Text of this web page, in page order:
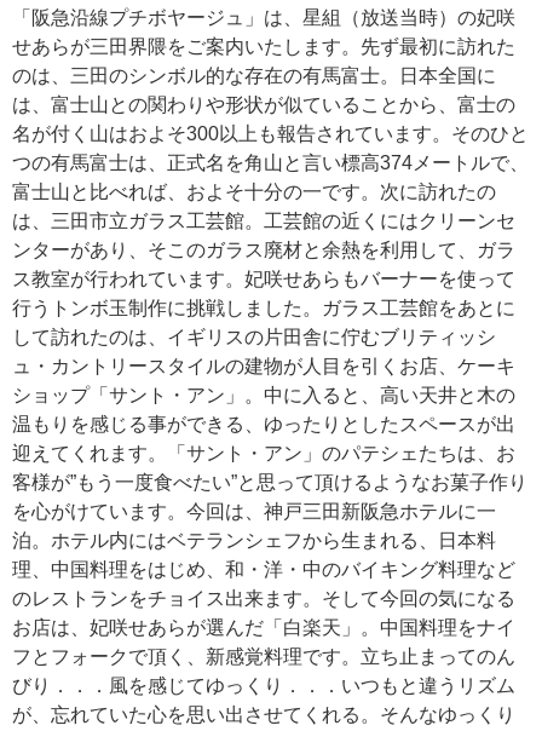
「阪急沿線プチボヤージュ」は、星組（放送当時）の妃咲
せあらが三田界隈をご案内いたします。先ず最初に訪れた
のは、三田のシンボル的な存在の有馬富士。日本全国に
は、富士山との関わりや形状が似ていることから、富士の
名が付く山はおよそ300以上も報告されています。そのひと
つの有馬富士は、正式名を角山と言い標高374メートルで、
富士山と比べれば、およそ十分の一です。次に訪れたの
は、三田市立ガラス工芸館。工芸館の近くにはクリーンセ
ンターがあり、そこのガラス廃材と余熱を利用して、ガラ
ス教室が行われています。妃咲せあらもバーナーを使って
行うトンボ玉制作に挑戦しました。ガラス工芸館をあとに
して訪れたのは、イギリスの片田舎に佇むブリティッシ
ュ・カントリースタイルの建物が人目を引くお店、ケーキ
ショップ「サント・アン」。中に入ると、高い天井と木の
温もりを感じる事ができる、ゆったりとしたスペースが出
迎えてくれます。「サント・アン」のパテシェたちは、お
客様が”もう一度食べたい”と思って頂けるようなお菓子作り
を心がけています。今回は、神戸三田新阪急ホテルに一
泊。ホテル内にはベテランシェフから生まれる、日本料
理、中国料理をはじめ、和・洋・中のバイキング料理など
のレストランをチョイス出来ます。そして今回の気になる
お店は、妃咲せあらが選んだ「白楽天」。中国料理をナイ
フとフォークで頂く、新感覚料理です。立ち止まってのん
びり．．．風を感じてゆっくり．．．いつもと違うリズム
が、忘れていた心を思い出させてくれる。そんなゆっくり